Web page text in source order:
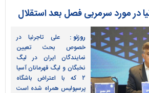
در مورد سرمربی فصل بعد استقلال
روزنو :
علی تاجرنیا در
خصوص بحث تعیین
نمایندگان ایران در لیگ
نخبگان و لیگ قهرمانان آسیا
۲ که با اعتراض باشگاه
پرسپولیس همراه شده است